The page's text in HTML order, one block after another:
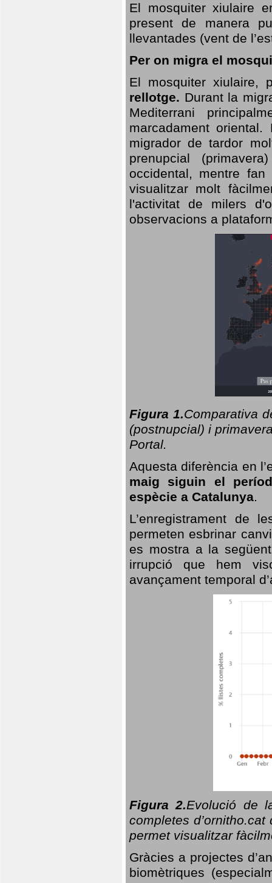
El mosquiter xiulaire
present de manera
llevantades (vent de
Per on migra el
El mosquiter xiulaire,
rellotge. Durant la
Mediterrani
marcadament
migrador de tardor
prenupcial
occidental, mentre
visualitzar molt
l'activitat de milers
observacions a
Figura 1.Comparativa
(postnupcial) i
Portal.
Aquesta diferència en
maig siguin el
espècie a Catalunya.
L’enregistrament de
permeten esbrinar
es mostra a la
irrupció que hem
avançament temporal
Figura 2.Evolució de
completes
permet visualitzar
Gràcies a projectes
biomètriques